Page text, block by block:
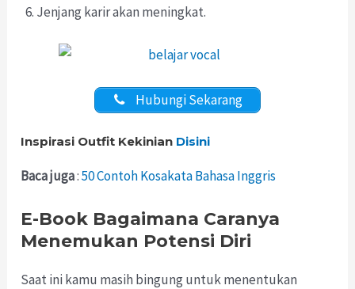
Jenjang karir akan meningkat.
Hubungi Sekarang
Inspirasi Outfit Kekinian Disini
Baca juga:50 Contoh Kosakata Bahasa Inggris
E-Book Bagaimana Caranya
Menemukan Potensi Diri
Saat ini kamu masih bingung untuk menentukan